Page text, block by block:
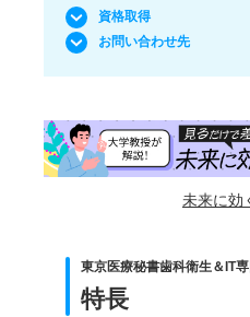
資格取得
お問い合わせ先
未来に効
東京医療秘書歯科衛生＆IT
特長